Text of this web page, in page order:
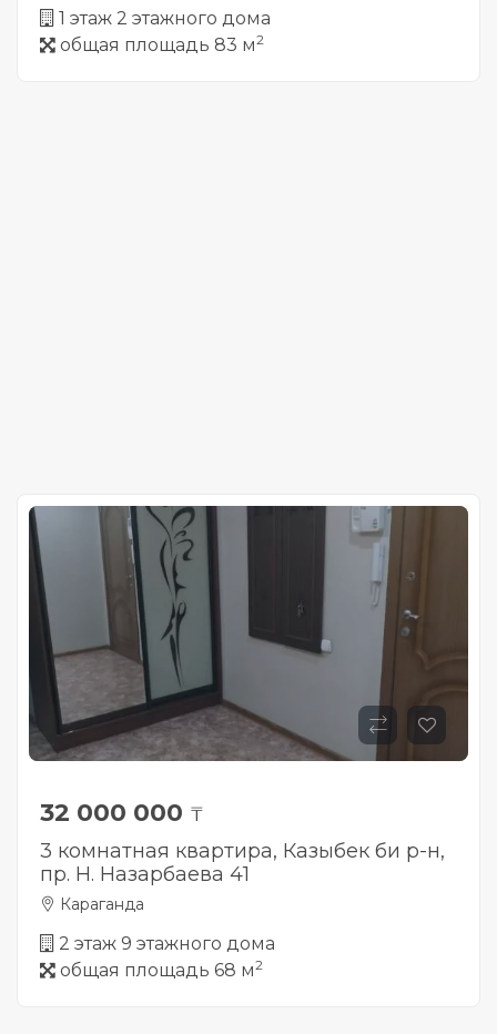
1 этаж 2 этажного дома
общая площадь 83 м2
32 000 000 ₸
3 комнатная квартира, Казыбек би р-н,
пр. Н. Назарбаева 41
Караганда
2 этаж 9 этажного дома
общая площадь 68 м2